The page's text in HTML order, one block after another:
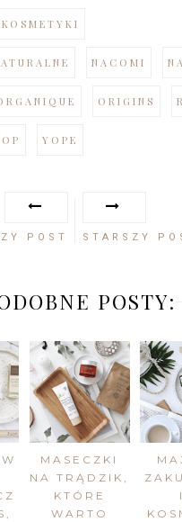
KOSMETYKI
NACOMI
ORIGINS
YOPE
POST STARSZY
POSTY:
MASECZKI
NA TRĄDZIK,
KTÓRE
WARTO